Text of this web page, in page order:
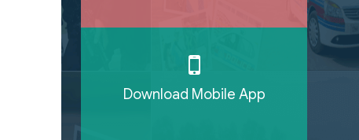
Download Mobile App